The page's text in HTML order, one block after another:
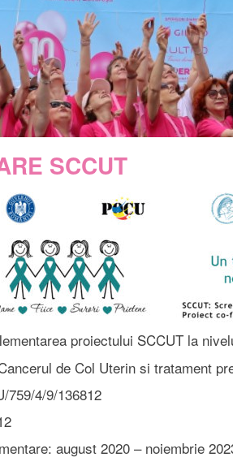
SCCUT
proiectului SCCUT la
de Col Uterin si tratament
759/4/9/136812
august 2020 – noiembrie